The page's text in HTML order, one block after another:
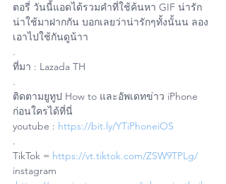
ตอรี่ วันนี้แอดได้รวมคำที่ใช้ค้นหา GIF น่ารัก
น่าใช้มาฝากกัน บอกเลยว่าน่ารักๆทั้งนั้นน ลอง
เอาไปใช้กันดูน้าา
.
ที่มา : Lazada TH
.
ติดตามยูทูป How to และอัพเดทข่าว iPhone
ก่อนใครได้ที่นี่
youtube : https://bit.ly/YTiPhoneiOS
.
TikTok = https://vt.tiktok.com/ZSW9TPLg/
instagram